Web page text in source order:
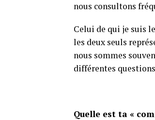
nous consultons
Celui de qui je suis
les deux seuls
nous sommes
différentes
Quelle est ta «